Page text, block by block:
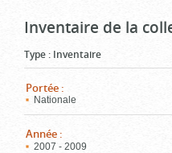
Inventaire de la
Type : Inventaire
Portée :
Nationale
Année :
2007 - 2009